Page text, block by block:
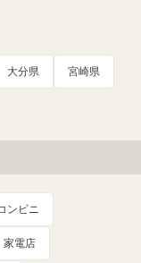
大分県 宮崎県
ンビニ
家電店